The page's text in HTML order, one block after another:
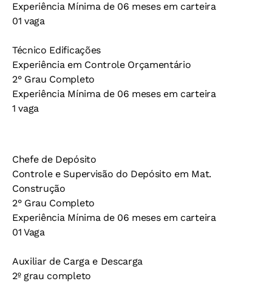
Experiência Mínima de 06 meses em carteira
01 vaga
Técnico Edificações
Experiência em Controle Orçamentário
2° Grau Completo
Experiência Mínima de 06 meses em carteira
1 vaga
Chefe de Depósito
Controle e Supervisão do Depósito em Mat.
Construção
2° Grau Completo
Experiência Mínima de 06 meses em carteira
01 Vaga
Auxiliar de Carga e Descarga
2º grau completo